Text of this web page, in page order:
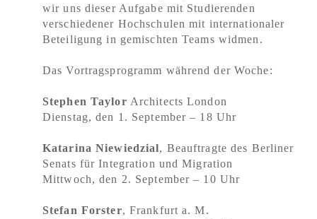
wir uns dieser Aufgabe mit Studierenden
verschiedener Hochschulen mit internationaler
Beteiligung in gemischten Teams widmen.
Das Vortragsprogramm während der Woche:
Stephen Taylor Architects London
Dienstag, den 1. September – 18 Uhr
Katarina Niewiedzial, Beauftragte des Berliner
Senats für Integration und Migration
Mittwoch, den 2. September – 10 Uhr
Stefan Forster, Frankfurt a. M.